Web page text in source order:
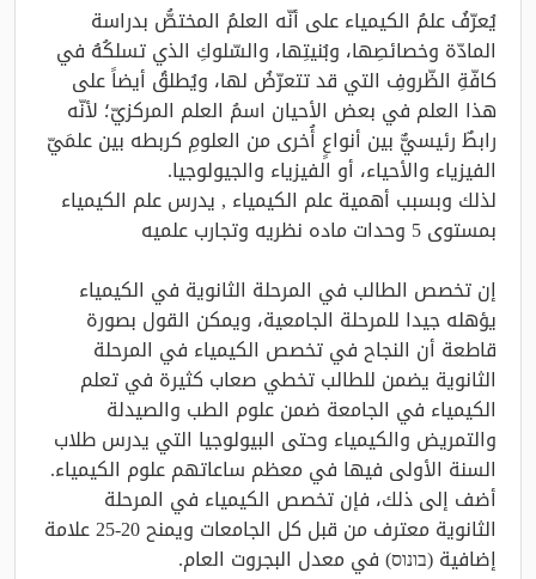
يُعرّفُ علمُ الكيمياء على أنّه العلمُ المختصُّ بدراسة
المادّة وخصائصِها، وبُنيتِها، والسّلوكِ الذي تسلكُهُ في
كافّةِ الظّروفِ التي قد تتعرّضُ لها، ويُطلقُ أيضاً على
هذا العلم في بعض الأحيان اسمُ العلم المركزيّ؛ لأنّه
رابطٌ رئيسيٌّ بين أنواعٍ أُخرى من العلومِ كربطه بين علمَيّ
الفيزياء والأحياء، أو الفيزياء والجيولوجيا.
لذلك وبسبب أهمية علم الكيمياء , يدرس علم الكيمياء
بمستوى 5 وحدات ماده نظريه وتجارب علميه
إن تخصص الطالب في المرحلة الثانوية في الكيمياء
يؤهله جيدا للمرحلة الجامعية، ويمكن القول بصورة
قاطعة أن النجاح في تخصص الكيمياء في المرحلة
الثانوية يضمن للطالب تخطي صعاب كثيرة في تعلم
الكيمياء في الجامعة ضمن علوم الطب والصيدلة
والتمريض والكيمياء وحتى البيولوجيا التي يدرس طلاب
السنة الأولى فيها في معظم ساعاتهم علوم الكيمياء.
أضف إلى ذلك، فإن تخصص الكيمياء في المرحلة
الثانوية معترف من قبل كل الجامعات ويمنح 20-25 علامة
إضافية (בונוס) في معدل البجروت العام.